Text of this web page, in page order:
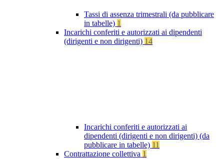
Tassi di assenza trimestrali (da pubblicare
in tabelle) 1
Incarichi conferiti e autorizzati ai dipendenti
(dirigenti e non dirigenti) 14
Incarichi conferiti e autorizzati ai
dipendenti (dirigenti e non dirigenti) (da
pubblicare in tabelle) 11
Contrattazione collettiva 1